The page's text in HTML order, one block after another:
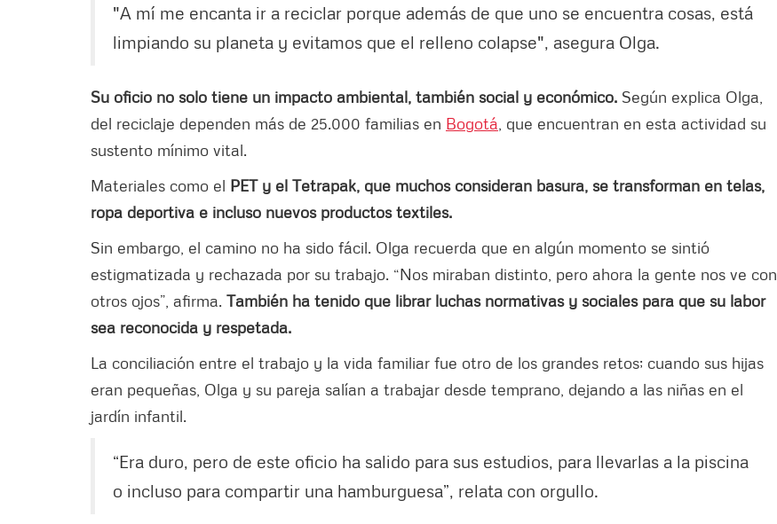
"A mí me encanta ir a reciclar porque además de que uno se encuentra cosas, está
limpiando su planeta y evitamos que el relleno colapse", asegura Olga.
Su oficio no solo tiene un impacto ambiental, también social y económico. Según explica Olga,
del reciclaje dependen más de 25.000 familias en Bogotá , que encuentran en esta actividad su
sustento mínimo vital.
Materiales como el PET y el Tetrapak, que muchos consideran basura, se transforman en telas,
ropa deportiva e incluso nuevos productos textiles.
Sin embargo, el camino no ha sido fácil. Olga recuerda que en algún momento se sintió
estigmatizada y rechazada por su trabajo. “Nos miraban distinto, pero ahora la gente nos ve con
otros ojos”, afirma. También ha tenido que librar luchas normativas y sociales para que su labor
sea reconocida y respetada.
La conciliación entre el trabajo y la vida familiar fue otro de los grandes retos; cuando sus hijas
eran pequeñas, Olga y su pareja salían a trabajar desde temprano, dejando a las niñas en el
jardín infantil.
“Era duro, pero de este oficio ha salido para sus estudios, para llevarlas a la piscina
o incluso para compartir una hamburguesa”, relata con orgullo.